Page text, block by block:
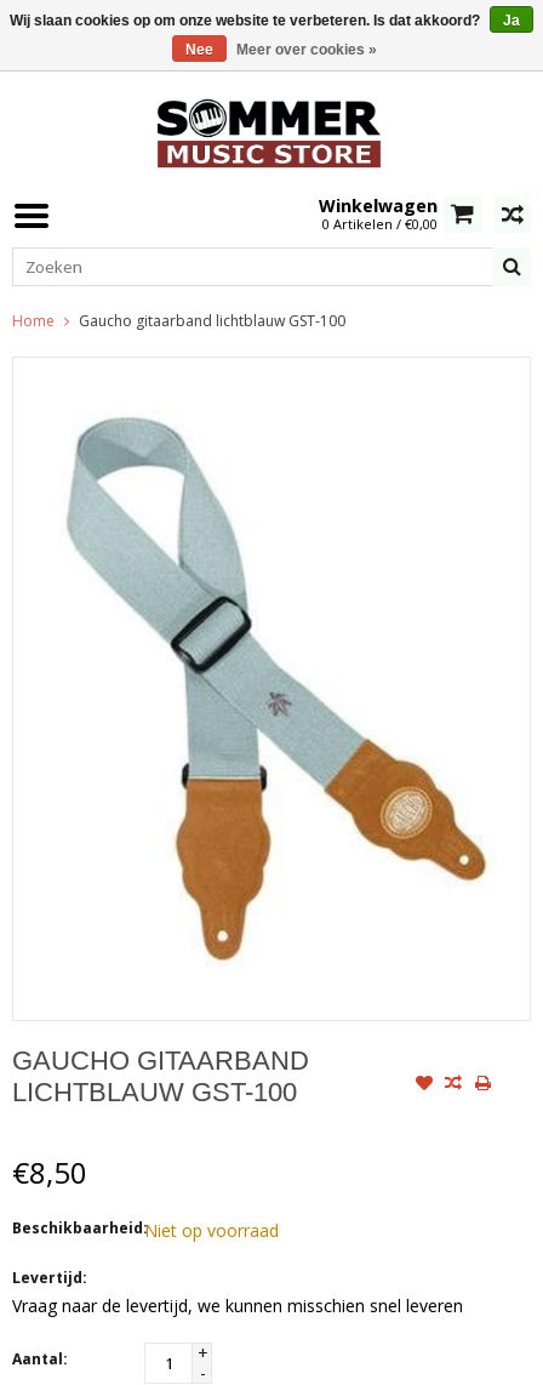
Winkelwagen
0 Artikelen / €0,00
Home Gaucho gitaarband lichtblauw GST-100
GAUCHO GITAARBAND
LICHTBLAUW GST-100
€8,50
Beschikbaarheid:Niet op voorraad
Levertijd:
Vraag naar de levertijd, we kunnen misschien snel leveren
Aantal:
+
-
Wij slaan cookies op om onze website te verbeteren. Is dat akkoord?
Ja
Nee
Meer over cookies »